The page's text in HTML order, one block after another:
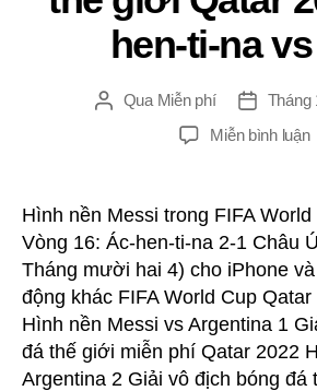
hen-ti-na
ĐăngQua Miễn phí
Ngay
gưỉ
Tháng
Miễn bình luận
Hình nền Messi trong FIFA
Vòng 16: Ác-hen-ti-na 2-1 Châu
Tháng mười hai 4) cho iPhone
động khác FIFA World Cup
Hình nền Messi vs Argentina 1
đá thế giới miễn phí Qatar 2022
Argentina 2 Giải vô địch bóng đá